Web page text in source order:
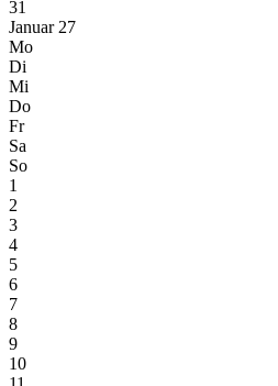
31
Januar 27
Mo
Di
Mi
Do
Fr
Sa
So
1
2
3
4
5
6
7
8
9
10